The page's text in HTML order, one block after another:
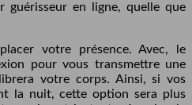
guérisseur en ligne, quelle que
votre présence. Avec, le
pour vous transmettre une
votre corps. Ainsi, si vos
la nuit, cette option sera plus